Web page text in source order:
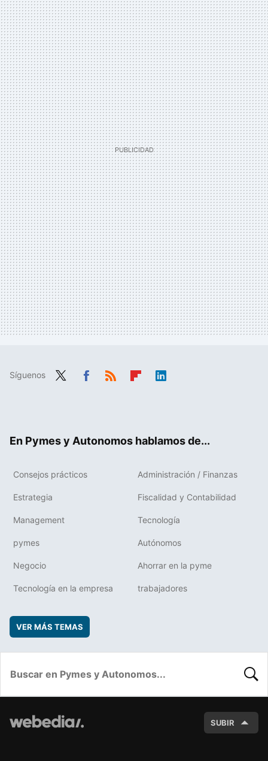
Síguenos
En Pymes y Autonomos hablamos de...
Consejos prácticos Administración / Finanzas
Estrategia Fiscalidad y Contabilidad
Management Tecnología
pymes Autónomos
Negocio Ahorrar en la pyme
Tecnología en la empresa trabajadores
VER MÁS TEMAS
SUBIR